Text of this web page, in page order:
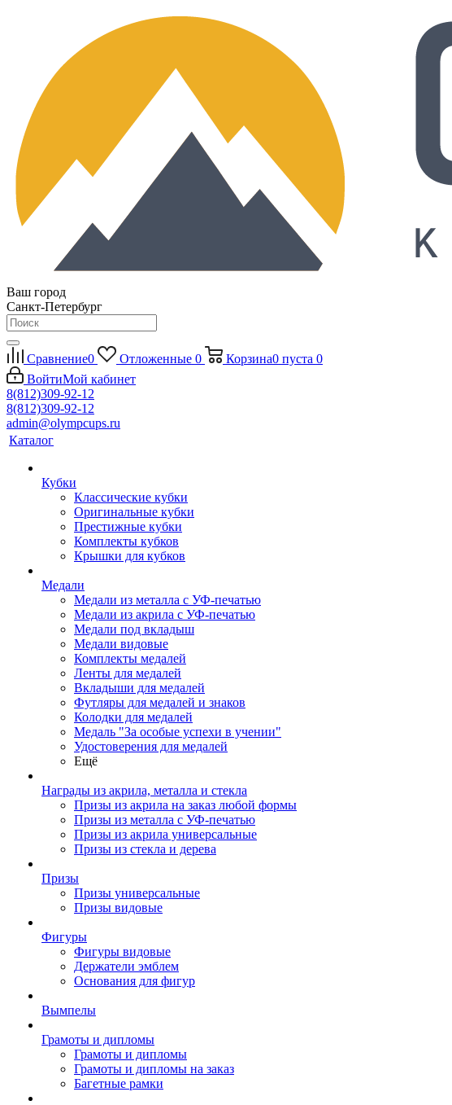
Ваш город
Санкт-Петербург
Сравнение0 Отложенные 0 Корзина0 пуста 0
ВойтиМой кабинет
8(812)309-92-12
8(812)309-92-12
admin@olympcups.ru
Каталог
Кубки
Классические кубки
Оригинальные кубки
Престижные кубки
Комплекты кубков
Крышки для кубков
Медали
Медали из металла с УФ-печатью
Медали из акрила с УФ-печатью
Медали под вкладыш
Медали видовые
Комплекты медалей
Ленты для медалей
Вкладыши для медалей
Футляры для медалей и знаков
Колодки для медалей
Медаль "За особые успехи в учении"
Удостоверения для медалей
Ещё
Награды из акрила, металла и стекла
Призы из акрила на заказ любой формы
Призы из металла с УФ-печатью
Призы из акрила универсальные
Призы из стекла и дерева
Призы
Призы универсальные
Призы видовые
Фигуры
Фигуры видовые
Держатели эмблем
Основания для фигур
Вымпелы
Грамоты и дипломы
Грамоты и дипломы
Грамоты и дипломы на заказ
Багетные рамки